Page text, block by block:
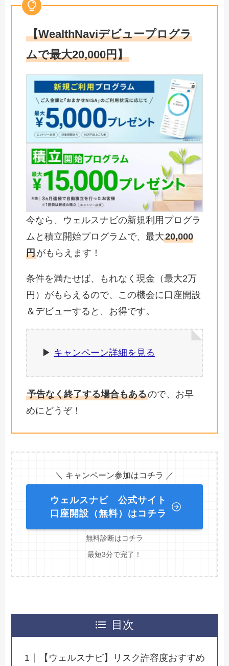
【WealthNaviデビュープログラ
ムで最大20,000円】
今なら、ウェルスナビの新規利用プログラ
ムと積立開始プログラムで、最大20,000
円がもらえます！
条件を満たせば、もれなく現金（最大2万
円）がもらえるので、この機会に口座開設
＆デビューすると、お得です。
▶︎ キャンペーン詳細を見る
予告なく終了する場合もあるので、お早
めにどうぞ！
＼ キャンペーン参加はコチラ ／
ウェルスナビ 公式サイト
口座開設（無料）はコチラ
無料診断はコチラ
最短3分で完了！
目次
【ウェルスナビ】リスク許容度おすすめ